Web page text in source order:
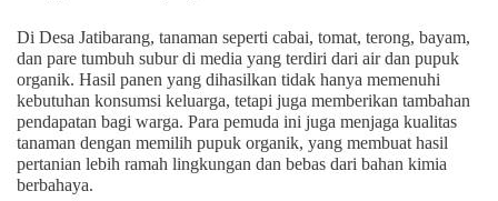
Di Desa Jatibarang, tanaman seperti cabai, tomat, terong, bayam,
dan pare tumbuh subur di media yang terdiri dari air dan pupuk
organik. Hasil panen yang dihasilkan tidak hanya memenuhi
kebutuhan konsumsi keluarga, tetapi juga memberikan tambahan
pendapatan bagi warga. Para pemuda ini juga menjaga kualitas
tanaman dengan memilih pupuk organik, yang membuat hasil
pertanian lebih ramah lingkungan dan bebas dari bahan kimia
berbahaya.